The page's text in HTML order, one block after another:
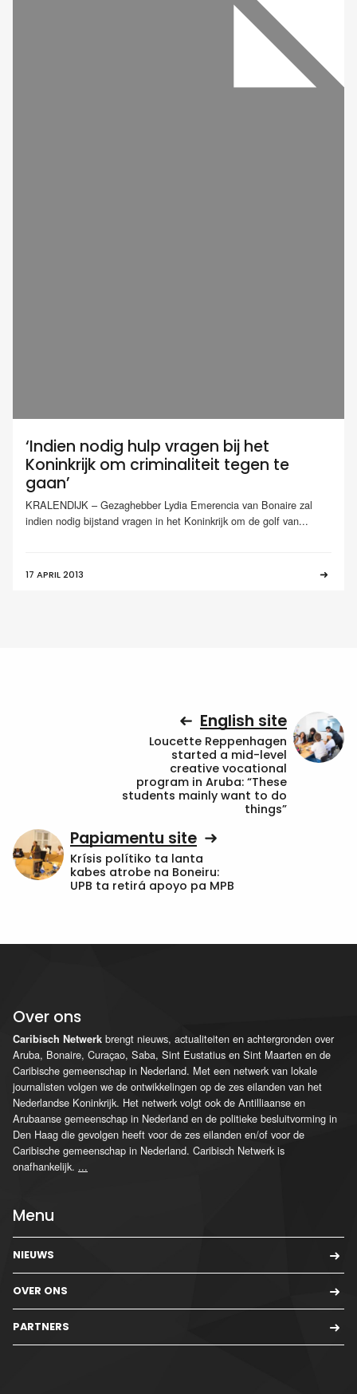
‘Indien nodig hulp vragen bij het
Koninkrijk om criminaliteit tegen te
gaan’
KRALENDIJK – Gezaghebber Lydia Emerencia van Bonaire zal
indien nodig bijstand vragen in het Koninkrijk om de golf van...
17 APRIL 2013
English site
Loucette Reppenhagen
started a mid-level
creative vocational
program in Aruba: “These
students mainly want to do
things”
Papiamentu site
Krísis polítiko ta lanta
kabes atrobe na Boneiru:
UPB ta retirá apoyo pa MPB
Over ons
Caribisch Netwerk brengt nieuws, actualiteiten en achtergronden over
Aruba, Bonaire, Curaçao, Saba, Sint Eustatius en Sint Maarten en de
Caribische gemeenschap in Nederland. Met een netwerk van lokale
journalisten volgen we de ontwikkelingen op de zes eilanden van het
Nederlandse Koninkrijk. Het netwerk volgt ook de Antilliaanse en
Arubaanse gemeenschap in Nederland en de politieke besluitvorming in
Den Haag die gevolgen heeft voor de zes eilanden en/of voor de
Caribische gemeenschap in Nederland. Caribisch Netwerk is
onafhankelijk. ...
Menu
NIEUWS
OVER ONS
PARTNERS